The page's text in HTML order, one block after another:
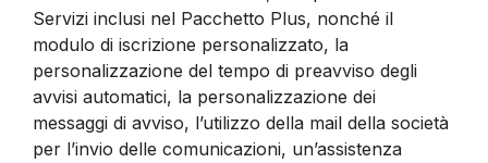
Servizi inclusi nel Pacchetto Plus, nonché il
modulo di iscrizione personalizzato, la
personalizzazione del tempo di preavviso degli
avvisi automatici, la personalizzazione dei
messaggi di avviso, l’utilizzo della mail della società
per l’invio delle comunicazioni, un’assistenza